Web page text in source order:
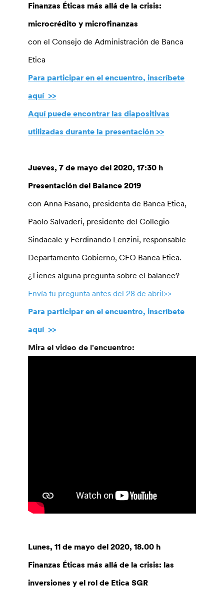
Finanzas Éticas más allá de la crisis:
microcrédito y microfinanzas
con el Consejo de Administración de Banca
Etica
Para participar en el encuentro, inscríbete
aquí >>
Aquí puede encontrar las diapositivas
utilizadas durante la presentación >>
Jueves, 7 de mayo del 2020, 17:30 h
Presentación del Balance 2019
con Anna Fasano, presidenta de Banca Etica,
Paolo Salvaderi, presidente del Collegio
Sindacale y Ferdinando Lenzini, responsable
Departamento Gobierno, CFO Banca Etica.
¿Tienes alguna pregunta sobre el balance?
Envía tu pregunta antes del 28 de abril>>
Para participar en el encuentro, inscríbete
aquí >>
Mira el video de l'encuentro:
Lunes, 11 de mayo del 2020, 18.00 h
Finanzas Éticas más allá de la crisis: las
inversiones y el rol de Etica SGR